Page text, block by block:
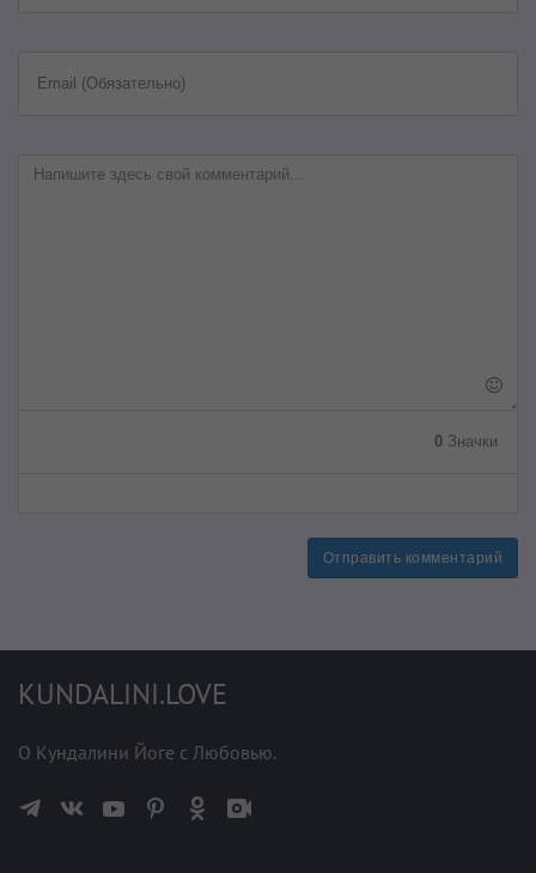
Email (Обязательно)
0 Значки
Отправить комментарий
KUNDALINI.LOVE
О Кундалини Йоге с Любовью.